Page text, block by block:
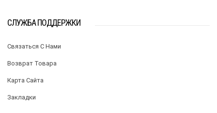
СЛУЖБА ПОДДЕРЖКИ
Связаться С Нами
Возврат Товара
Карта Сайта
Закладки